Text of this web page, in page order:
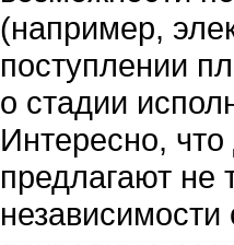
(например,
поступлении
о стадии
Интересно,
предлагают не